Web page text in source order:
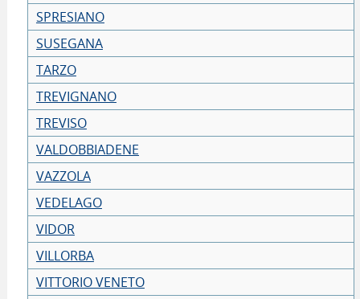
SPRESIANO
SUSEGANA
TARZO
TREVIGNANO
TREVISO
VALDOBBIADENE
VAZZOLA
VEDELAGO
VIDOR
VILLORBA
VITTORIO VENETO